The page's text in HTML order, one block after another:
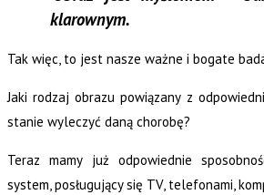
klarownym.
Tak więc, to jest nasze ważne i bogate
Jaki rodzaj obrazu powiązany z
stanie wyleczyć daną chorobę?
Teraz mamy już odpowiednie
system, posługujący się TV, telefonami,